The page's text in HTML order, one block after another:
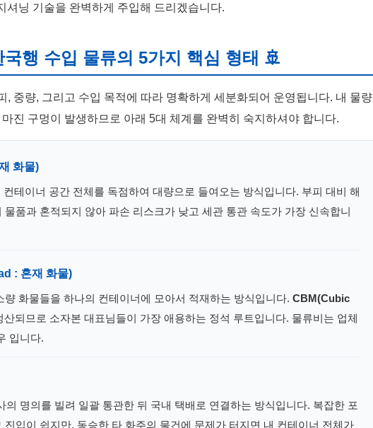
셔닝 기술을 완벽하게 주입해 드리겠습니다.
행 수입 물류의 5가지 핵심 형태 🚢
, 중량, 그리고 수입 목적에 따라 명확하게 세분화되어 운영됩니다. 내 물량
진 구멍이 발생하므로 아래 5대 체계를 완벽히 숙지하셔야 합니다.
화물)
테이너 공간 전체를 독점하여 대량으로 들여오는 방식입니다. 부피 대비 해
품과 혼적되지 않아 파손 리스크가 낮고 세관 통관 속도가 가장 신속합니
: 혼재 화물)
화물들을 하나의 컨테이너에 모아서 적재하는 방식입니다. CBM(Cubic
산되므로 소자본 대표님들이 가장 애용하는 정석 루트입니다. 물류비는 업체
입니다.
의 명의를 빌려 일괄 통관한 뒤 국내 택배로 연결하는 방식입니다. 복잡한 포
입이 쉽지만, 동승한 타 화주의 물건에 문제가 터지면 내 컨테이너 전체가